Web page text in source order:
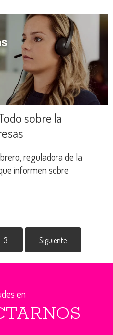
sobre la
reguladora de la
informen sobre
3 Siguiente
en